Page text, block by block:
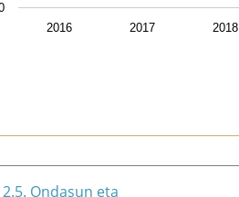
2016 2017 2018
2.5. Ondasun eta